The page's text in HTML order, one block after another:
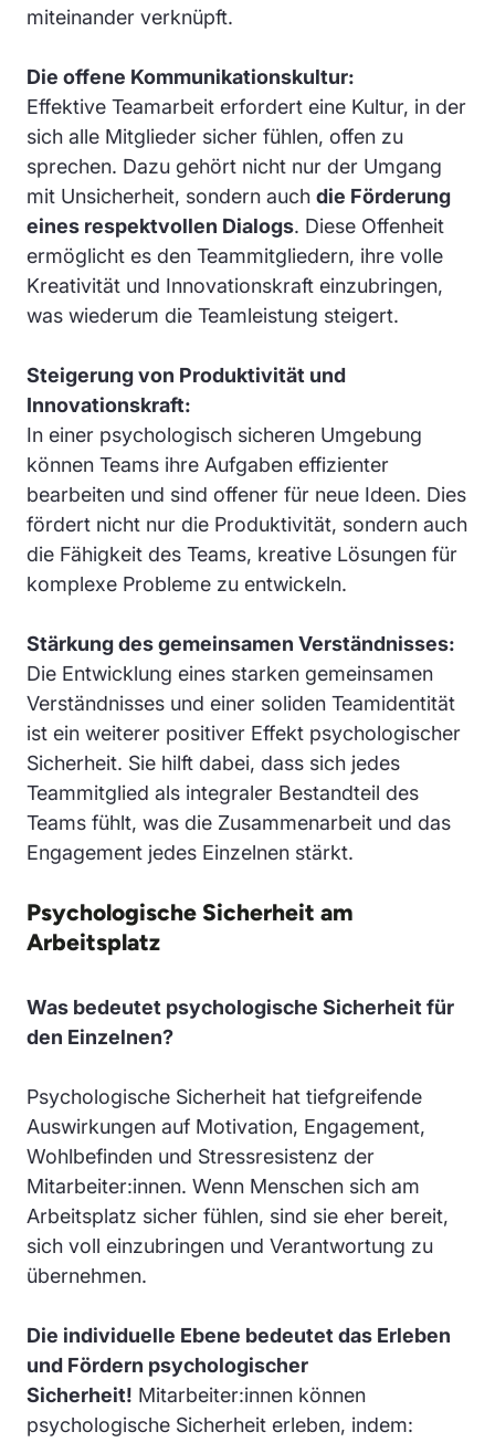
miteinander verknüpft.
Die offene Kommunikationskultur:
Effektive Teamarbeit erfordert eine Kultur, in der
sich alle Mitglieder sicher fühlen, offen zu
sprechen. Dazu gehört nicht nur der Umgang
mit Unsicherheit, sondern auch die Förderung
eines respektvollen Dialogs. Diese Offenheit
ermöglicht es den Teammitgliedern, ihre volle
Kreativität und Innovationskraft einzubringen,
was wiederum die Teamleistung steigert.
Steigerung von Produktivität und
Innovationskraft:
In einer psychologisch sicheren Umgebung
können Teams ihre Aufgaben effizienter
bearbeiten und sind offener für neue Ideen. Dies
fördert nicht nur die Produktivität, sondern auch
die Fähigkeit des Teams, kreative Lösungen für
komplexe Probleme zu entwickeln.
Stärkung des gemeinsamen Verständnisses:
Die Entwicklung eines starken gemeinsamen
Verständnisses und einer soliden Teamidentität
ist ein weiterer positiver Effekt psychologischer
Sicherheit. Sie hilft dabei, dass sich jedes
Teammitglied als integraler Bestandteil des
Teams fühlt, was die Zusammenarbeit und das
Engagement jedes Einzelnen stärkt.
Psychologische Sicherheit am
Arbeitsplatz
Was bedeutet psychologische Sicherheit für
den Einzelnen?
Psychologische Sicherheit hat tiefgreifende
Auswirkungen auf Motivation, Engagement,
Wohlbefinden und Stressresistenz der
Mitarbeiter:innen. Wenn Menschen sich am
Arbeitsplatz sicher fühlen, sind sie eher bereit,
sich voll einzubringen und Verantwortung zu
übernehmen.
Die individuelle Ebene bedeutet das Erleben
und Fördern psychologischer
Sicherheit! Mitarbeiter:innen können
psychologische Sicherheit erleben, indem: